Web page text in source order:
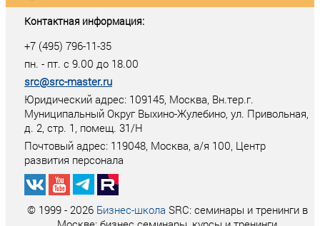
Контактная информация:
+7 (495) 796-11-35
пн. - пт. с 9.00 до 18.00
src@src-master.ru
Юридический адрес: 109145, Москва, Вн.тер.г.
Муниципальный Округ Выхино-Жулебино, ул. Привольная,
д. 2, стр. 1, помещ. 31/Н
Почтовый адрес: 119048, Москва, а/я 100, Центр
развития персонала
© 1999 - 2026 Бизнес-школа SRC: семинары и тренинги в